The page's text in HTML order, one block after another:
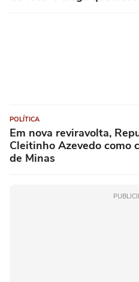
POLÍTICA
Em nova reviravolta,
Cleitinho Azevedo como
de Minas